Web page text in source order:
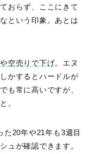
おらず、ここにきて
という印象。あとは
空売りで下げ。エヌ
かするとハードルが
も常に高いですが、
。
た20年や21年も3週目
ュが確認できます。